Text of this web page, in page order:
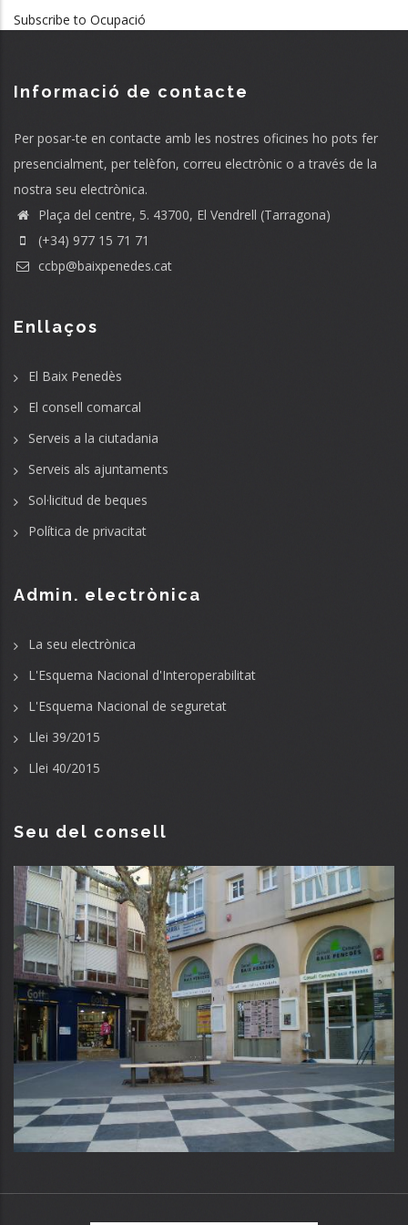
Subscribe to Ocupació
Informació de contacte
Per posar-te en contacte amb les nostres oficines ho pots fer
presencialment, per telèfon, correu electrònic o a través de la
nostra seu electrònica.
Plaça del centre, 5. 43700, El Vendrell (Tarragona)
(+34) 977 15 71 71
ccbp@baixpenedes.cat
Enllaços
El Baix Penedès
El consell comarcal
Serveis a la ciutadania
Serveis als ajuntaments
Sol·licitud de beques
Política de privacitat
Admin. electrònica
La seu electrònica
L'Esquema Nacional d'Interoperabilitat
L'Esquema Nacional de seguretat
Llei 39/2015
Llei 40/2015
Seu del consell